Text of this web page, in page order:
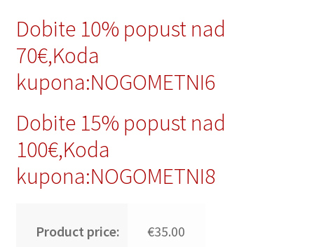
Dobite 10% popust nad
70€,Koda
kupona:NOGOMETNI6
Dobite 15% popust nad
100€,Koda
kupona:NOGOMETNI8
Product price: €35.00